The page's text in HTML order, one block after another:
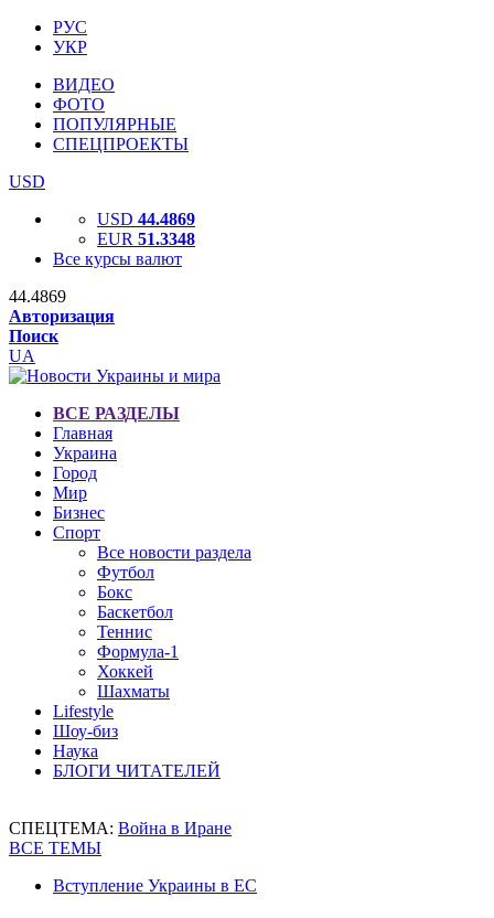
РУС
УКР
ВИДЕО
ФОТО
ПОПУЛЯРНЫЕ
СПЕЦПРОЕКТЫ
USD
USD 44.4869
EUR 51.3348
Все курсы валют
44.4869
Авторизация
Поиск
UA
ВСЕ РАЗДЕЛЫ
Главная
Украина
Город
Мир
Бизнес
Спорт
Все новости раздела
Футбол
Бокс
Баскетбол
Теннис
Формула-1
Хоккей
Шахматы
Lifestyle
Шоу-биз
Наука
БЛОГИ ЧИТАТЕЛЕЙ
СПЕЦТЕМА: Война в Иране
ВСЕ ТЕМЫ
Вступление Украины в ЕС